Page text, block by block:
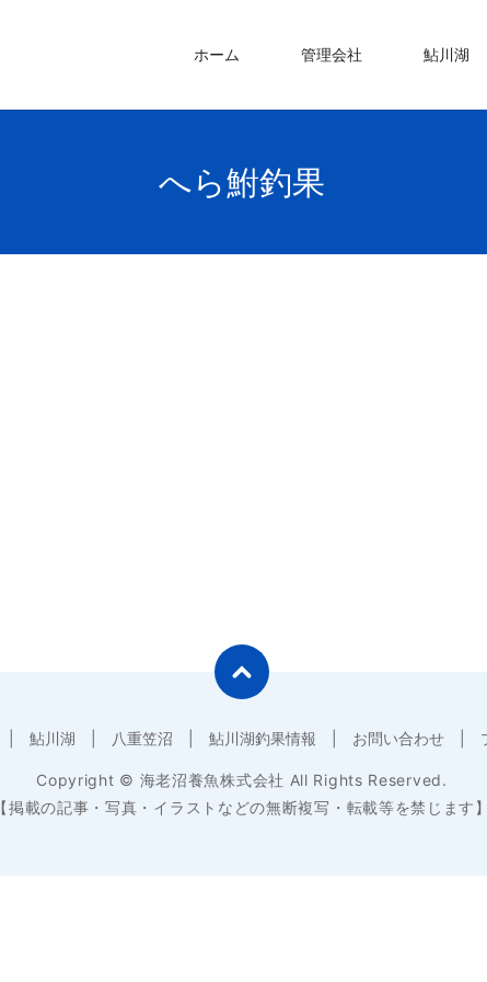
ホーム 管理会社 鮎川湖
へら鮒釣果
鮎川湖 八重笠沼 鮎川湖釣果情報 お問い合わせ
Copyright © 海老沼養魚株式会社 All Rights Reserved.
【掲載の記事・写真・イラストなどの無断複写・転載等を禁じます】